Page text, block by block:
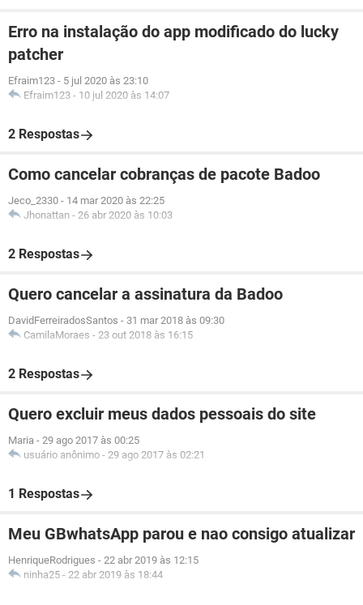
Erro na instalação do app modificado do lucky
patcher
Efraim123 - 5 jul 2020 às 23:10
Efraim123 - 10 jul 2020 às 14:07
2 Respostas
Como cancelar cobranças de pacote Badoo
Jeco_2330 - 14 mar 2020 às 22:25
Jhonattan - 26 abr 2020 às 10:03
2 Respostas
Quero cancelar a assinatura da Badoo
DavidFerreiradosSantos - 31 mar 2018 às 09:30
CamilaMoraes - 23 out 2018 às 16:15
2 Respostas
Quero excluir meus dados pessoais do site
Maria - 29 ago 2017 às 00:25
usuário anônimo - 29 ago 2017 às 02:21
1 Respostas
Meu GBwhatsApp parou e nao consigo atualizar
HenriqueRodrigues - 22 abr 2019 às 12:15
ninha25 - 22 abr 2019 às 18:44